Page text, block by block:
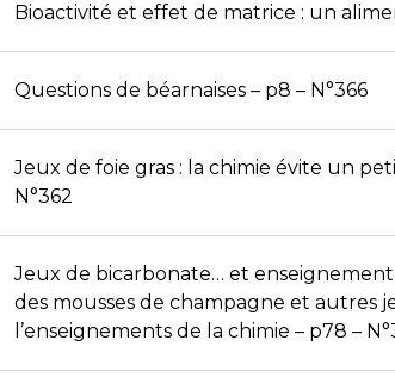
Bioactivité et effet de matrice : un
Questions de béarnaises – p8 – N°366
Jeux de foie gras : la chimie évite un
N°362
Jeux de bicarbonate… et
des mousses de champagne et autres
l’enseignements de la chimie – p78 –